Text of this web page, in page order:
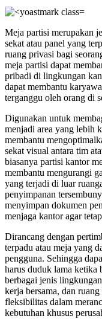
Meja partisi merupakan
sekat atau panel yang
ruang privasi bagi
meja partisi dapat
pribadi di lingkungan
dapat membantu
terganggu oleh orang di
Digunakan untuk
menjadi area yang lebih
membantu
sekat visual antara tim
biasanya partisi kantor
membantu mengurangi
yang terjadi di luar
penyimpanan
menyimpan dokumen
menjaga kantor agar
Dirancang dengan
terpadu atau meja yang
pengguna. Sehingga
harus duduk lama ketika
berbagai jenis
kerja bersama, dan
fleksibilitas dalam
kebutuhan khusus